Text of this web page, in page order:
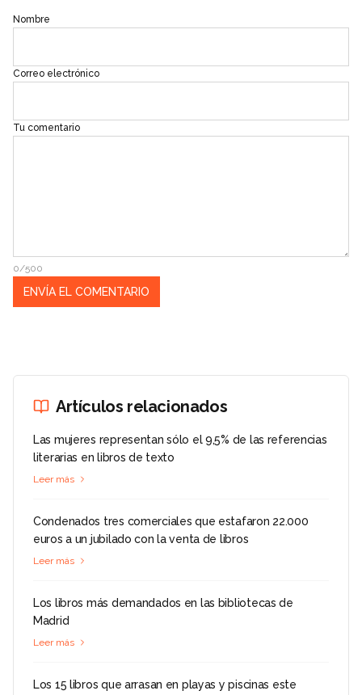
Nombre
Correo electrónico
Tu comentario
0/500
Artículos relacionados
Las mujeres representan sólo el 9,5% de las referencias
literarias en libros de texto
Leer más
Condenados tres comerciales que estafaron 22.000
euros a un jubilado con la venta de libros
Leer más
Los libros más demandados en las bibliotecas de
Madrid
Leer más
Los 15 libros que arrasan en playas y piscinas este